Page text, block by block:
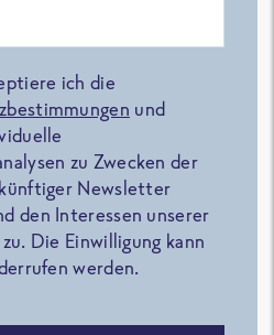
ich die
und
zu Zwecken der
Newsletter
den Interessen unserer
Die Einwilligung kann
werden.